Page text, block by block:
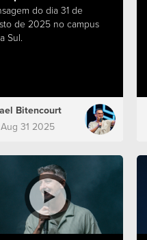
do dia 31 de
de 2025 no campus
Sul.
Bitencourt
Aug 31 2025